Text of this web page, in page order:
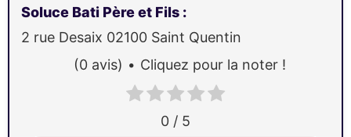
Soluce Bati Père et Fils :
2 rue Desaix 02100 Saint Quentin
0 / 5
(0 avis) Cliquez pour la noter !